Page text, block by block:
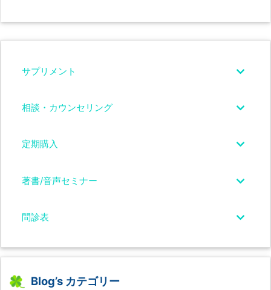
サプリメント
相談・カウンセリング
定期購入
著書/音声セミナー
問診表
Blog’s カテゴリー